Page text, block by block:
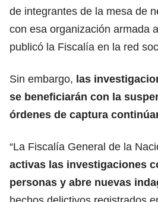
de integrantes de la mesa de
con esa organización armada
publicó la Fiscalía en la red
Sin embargo, las
se beneficiarán con la
órdenes de captura
“La Fiscalía General de la
activas las investigaciones
personas y abre nuevas